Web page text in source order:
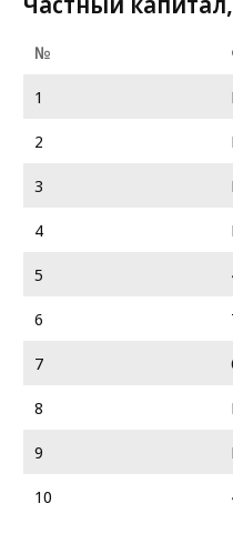
№
1
2
3
4
5
6
7
8
9
10